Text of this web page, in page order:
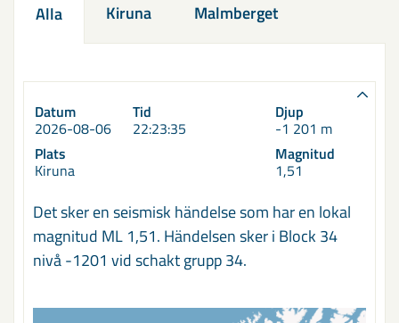
Alla Kiruna Malmberget
Datum
2026-08-06
Tid
22:23:35
Magnitud
1,51
Plats
Kiruna
Djup
-1 201 m
Det sker en seismisk händelse som har en lokal
magnitud ML 1,51. Händelsen sker i Block 34
nivå -1201 vid schakt grupp 34.